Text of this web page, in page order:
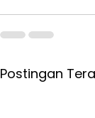
Postingan